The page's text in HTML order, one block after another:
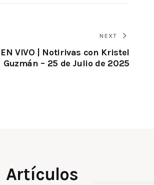
NEXT
EN VIVO | Notirivas con Kristel
Guzmán – 25 de Julio de 2025
Artículos